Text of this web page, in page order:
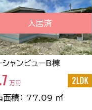
入居済
シャンビューB棟
万円 2LDK
面積： 77.09 ㎡